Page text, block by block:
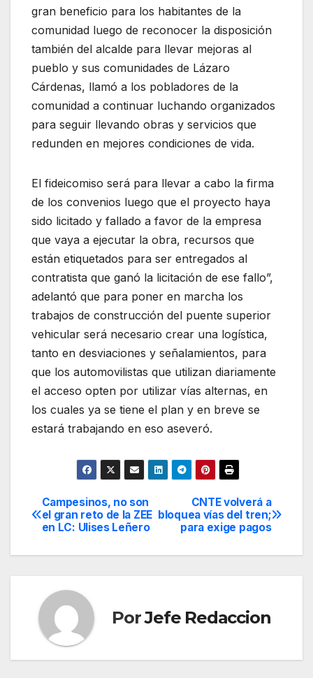
gran beneficio para los habitantes de la
comunidad luego de reconocer la disposición
también del alcalde para llevar mejoras al
pueblo y sus comunidades de Lázaro
Cárdenas, llamó a los pobladores de la
comunidad a continuar luchando organizados
para seguir llevando obras y servicios que
redunden en mejores condiciones de vida.
El fideicomiso será para llevar a cabo la firma
de los convenios luego que el proyecto haya
sido licitado y fallado a favor de la empresa
que vaya a ejecutar la obra, recursos que
están etiquetados para ser entregados al
contratista que ganó la licitación de ese fallo”,
adelantó que para poner en marcha los
trabajos de construcción del puente superior
vehicular será necesario crear una logística,
tanto en desviaciones y señalamientos, para
que los automovilistas que utilizan diariamente
el acceso opten por utilizar vías alternas, en
los cuales ya se tiene el plan y en breve se
estará trabajando en eso aseveró.
Navegación
de
CNTE volverá a
bloquea vías del tren;
para exige pagos
Campesinos, no son
el gran reto de la ZEE
en LC: Ulises Leñero
PorJefe Redaccion